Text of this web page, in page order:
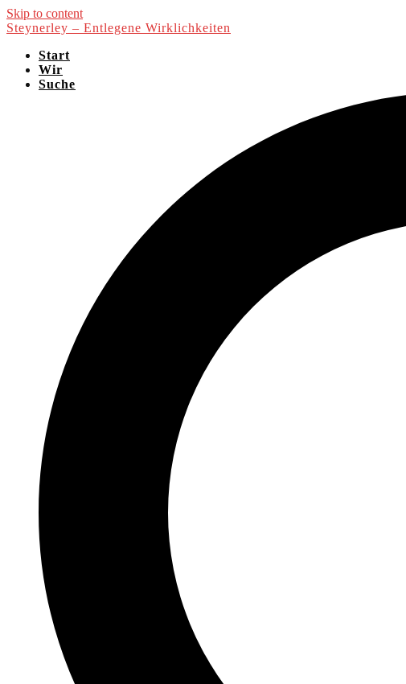
Skip to content
Steynerley – Entlegene Wirklichkeiten
Start
Wir
Suche